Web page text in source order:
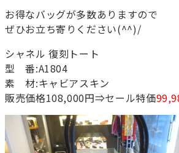
お得なバッグが多数ありますので
ぜひお立ち寄りください(^^)/
シャネル 復刻トート
型 番:A1804
素 材:キャビアスキン
販売価格108,000円⇒セール特価